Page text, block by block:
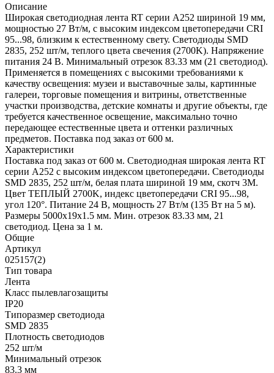
Описание
Широкая светодиодная лента RT серии A252 шириной 19 мм,
мощностью 27 Вт/м, с высоким индексом цветопередачи CRI
95...98, близким к естественному свету. Светодиоды SMD
2835, 252 шт/м, теплого цвета свечения (2700K). Напряжение
питания 24 В. Минимальный отрезок 83.33 мм (21 светодиод).
Применяется в помещениях с высокими требованиями к
качеству освещения: музеи и выставочные залы, картинные
галереи, торговые помещения и витрины, ответственные
участки производства, детские комнаты и другие объекты, где
требуется качественное освещение, максимально точно
передающее естественные цвета и оттенки различных
предметов. Поставка под заказ от 600 м.
Характеристики
Поставка под заказ от 600 м. Светодиодная широкая лента RT
серии A252 с высоким индексом цветопередачи. Светодиоды
SMD 2835, 252 шт/м, белая плата шириной 19 мм, скотч 3М.
Цвет ТЕПЛЫЙ 2700K, индекс цветопередачи CRI 95...98,
угол 120°. Питание 24 В, мощность 27 Вт/м (135 Вт на 5 м).
Размеры 5000х19х1.5 мм. Мин. отрезок 83.33 мм, 21
светодиод. Цена за 1 м.
Общие
Артикул
025157(2)
Тип товара
Лента
Класс пылевлагозащиты
IP20
Типоразмер светодиода
SMD 2835
Плотность светодиодов
252 шт/м
Минимальный отрезок
83.3 мм